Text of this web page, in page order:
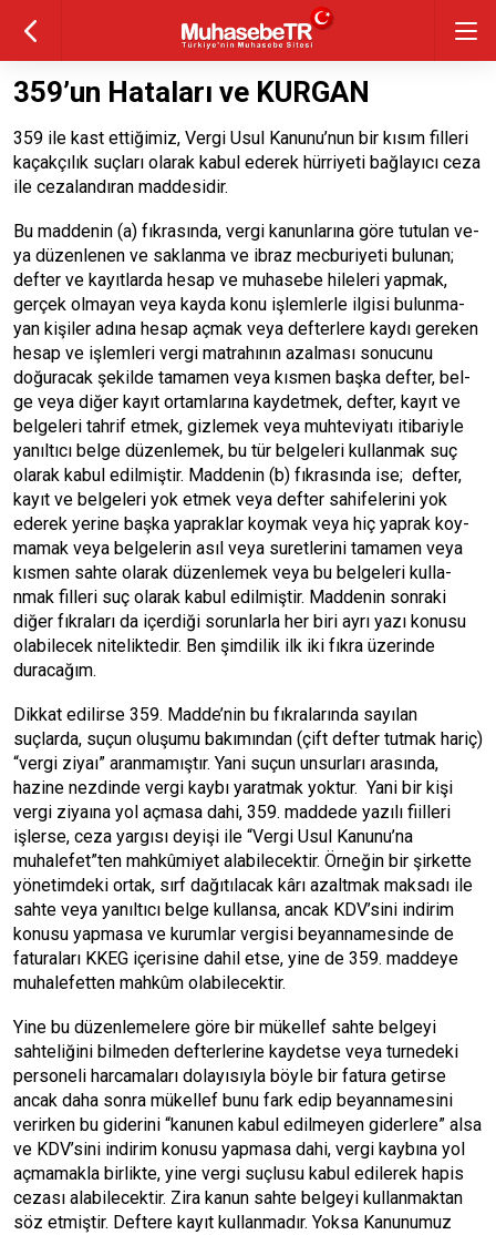
359’un Hataları ve KURGAN
359 ile kast ettiğimiz, Vergi Usul Kanunu’nun bir kısım filleri
kaçakçılık suçları olarak kabul ederek hürriyeti bağlayıcı ceza
ile cezalandıran maddesidir.
Bu maddenin (a) fıkrasında, ver­gi ka­nun­larına gö­re tu­tu­lan ve­
ya dü­zen­le­nen ve saklan­ma ve ib­raz mec­bu­ri­ye­ti bu­lu­nan;
def­ter ve kayıtlar­da he­sap ve mu­ha­se­be hi­le­le­ri yapmak,
ger­çek ol­ma­yan ve­ya kay­da ko­nu işlem­ler­le il­gi­si bu­lun­ma­
yan kişiler adına he­sap açmak ve­ya def­ter­le­re kaydı ge­re­ken
he­sap ve işlem­le­ri ver­gi matrahının azal­ması so­nu­cu­nu
doğura­cak şekil­de ta­ma­men ve­ya kısmen başka def­ter, bel­
ge ve­ya diğer kayıt or­tam­larına kay­de­tmek, def­ter, kayıt ve
bel­ge­le­ri tah­rif etmek, giz­lemek ve­ya muh­te­vi­yatı iti­ba­riy­le
yanıltıcı bel­ge dü­zen­lemek, bu tür bel­ge­le­ri kullanmak suç
olarak kabul edilmiştir. Maddenin (b) fıkrasında ise; def­ter,
kayıt ve bel­ge­le­ri yok etmek ve­ya def­ter sa­hi­fe­le­ri­ni yok
ede­rek ye­ri­ne başka yap­rak­lar koymak ve­ya hiç yap­rak koy­
mamak ve­ya bel­ge­le­rin asıl ve­ya su­ret­le­ri­ni ta­ma­men ve­ya
kısmen sah­te ola­rak dü­zen­le­mek ve­ya bu bel­ge­le­ri kul­la­
nmak filleri suç olarak kabul edilmiştir. Maddenin sonraki
diğer fıkraları da içerdiği sorunlarla her biri ayrı yazı konusu
olabilecek niteliktedir. Ben şimdilik ilk iki fıkra üzerinde
duracağım.
Dikkat edilirse 359. Madde’nin bu fıkralarında sayılan
suçlarda, suçun oluşumu bakımından (çift defter tutmak hariç)
“vergi ziyaı” aranmamıştır. Yani suçun unsurları arasında,
hazine nezdinde vergi kaybı yaratmak yoktur. Yani bir kişi
vergi ziyaına yol açmasa dahi, 359. maddede yazılı fiilleri
işlerse, ceza yargısı deyişi ile “Vergi Usul Kanunu’na
muhalefet”ten mahkûmiyet alabilecektir. Örneğin bir şirkette
yönetimdeki ortak, sırf dağıtılacak kârı azaltmak maksadı ile
sahte veya yanıltıcı belge kullansa, ancak KDV’sini indirim
konusu yapmasa ve kurumlar vergisi beyannamesinde de
faturaları KKEG içerisine dahil etse, yine de 359. maddeye
muhalefetten mahkûm olabilecektir.
Yine bu düzenlemelere göre bir mükellef sahte belgeyi
sahteliğini bilmeden defterlerine kaydetse veya turnedeki
personeli harcamaları dolayısıyla böyle bir fatura getirse
ancak daha sonra mükellef bunu fark edip beyannamesini
verirken bu giderini “kanunen kabul edilmeyen giderlere” alsa
ve KDV’sini indirim konusu yapmasa dahi, vergi kaybına yol
açmamakla birlikte, yine vergi suçlusu kabul edilerek hapis
cezası alabilecektir. Zira kanun sahte belgeyi kullanmaktan
söz etmiştir. Deftere kayıt kullanmadır. Yoksa Kanunumuz